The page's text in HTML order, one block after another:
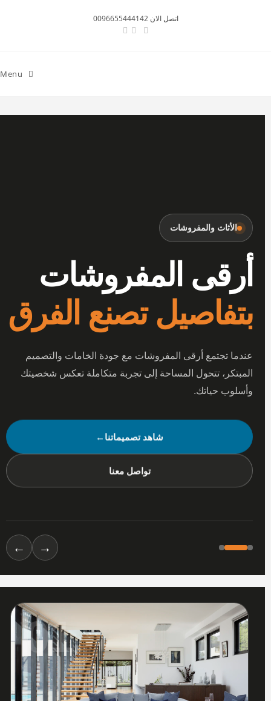
اتصل الان 0096655444142
Menu
الأثاث والمفروشات
أرقى المفروشات
بتفاصيل تصنع الفرق
عندما تجتمع أرقى المفروشات مع جودة الخامات والتصميم
المبتكر، تتحول المساحة إلى تجربة متكاملة تعكس شخصيتك
وأسلوب حياتك.
شاهد تصميماتنا←
تواصل معنا
→
←
01